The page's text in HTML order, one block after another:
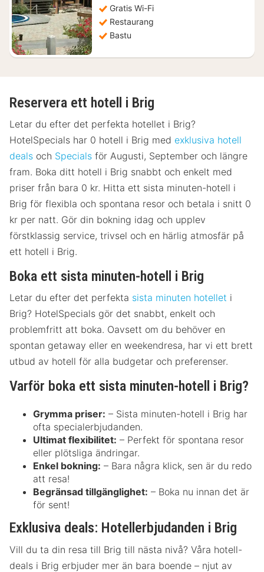
2999
kr.
Gratis Wi-Fi
Restaurang
Bastu
Reservera ett hotell i Brig
Letar du efter det perfekta hotellet i Brig?
HotelSpecials har 0 hotell i Brig med exklusiva hotell
deals och Specials för Augusti, September och längre
fram. Boka ditt hotell i Brig snabbt och enkelt med
priser från bara 0 kr. Hitta ett sista minuten-hotell i
Brig för flexibla och spontana resor och betala i snitt 0
kr per natt. Gör din bokning idag och upplev
förstklassig service, trivsel och en härlig atmosfär på
ett hotell i Brig.
Boka ett sista minuten-hotell i Brig
Letar du efter det perfekta sista minuten hotellet i
Brig? HotelSpecials gör det snabbt, enkelt och
problemfritt att boka. Oavsett om du behöver en
spontan getaway eller en weekendresa, har vi ett brett
utbud av hotell för alla budgetar och preferenser.
Varför boka ett sista minuten-hotell i Brig?
Grymma priser: – Sista minuten-hotell i Brig har
ofta specialerbjudanden.
Ultimat flexibilitet: – Perfekt för spontana resor
eller plötsliga ändringar.
Enkel bokning: – Bara några klick, sen är du redo
att resa!
Begränsad tillgänglighet: – Boka nu innan det är
för sent!
Exklusiva deals: Hotellerbjudanden i Brig
Vill du ta din resa till Brig till nästa nivå? Våra hotell-
deals i Brig erbjuder mer än bara boende – njut av